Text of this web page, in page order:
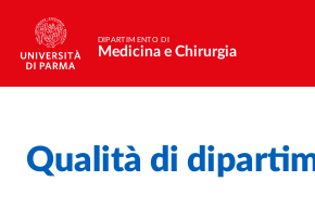
Salta al contenuto principale
Skip to footer
DIPARTIMENTO DI
Medicina e Chirurgia
Home /
Qualità di